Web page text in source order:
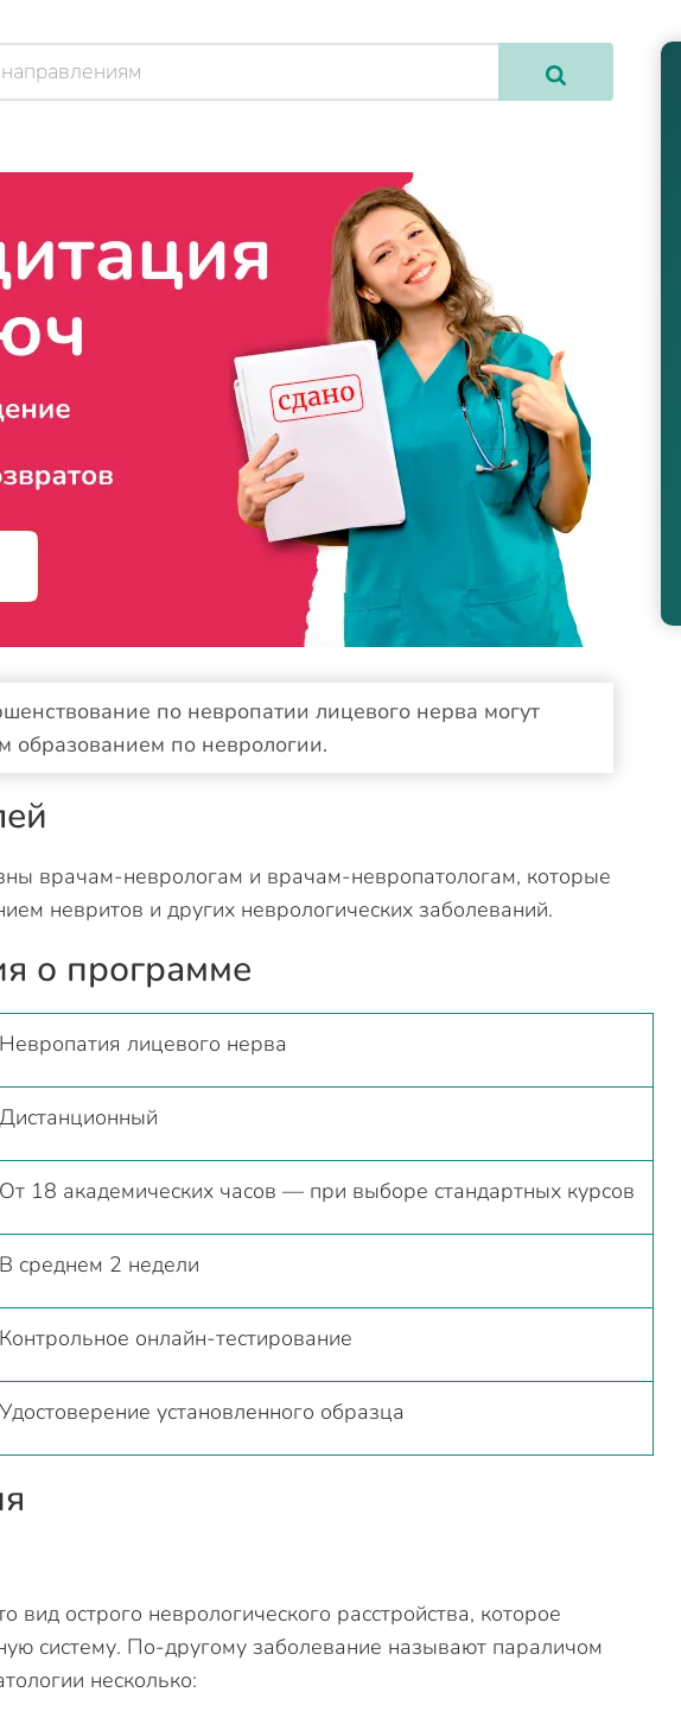
по невропатии лицевого нерва могут
образованием по неврологии.
врачам-неврологам и врачам-невропатологам, которые
невритов и других неврологических заболеваний.
о программе
Невропатия лицевого нерва
Дистанционный
От 18 академических часов — при выборе стандартных курсов
В среднем 2 недели
Контрольное онлайн-тестирование
Удостоверение установленного образца
острого неврологического расстройства, которое
систему. По-другому заболевание называют параличом
несколько: